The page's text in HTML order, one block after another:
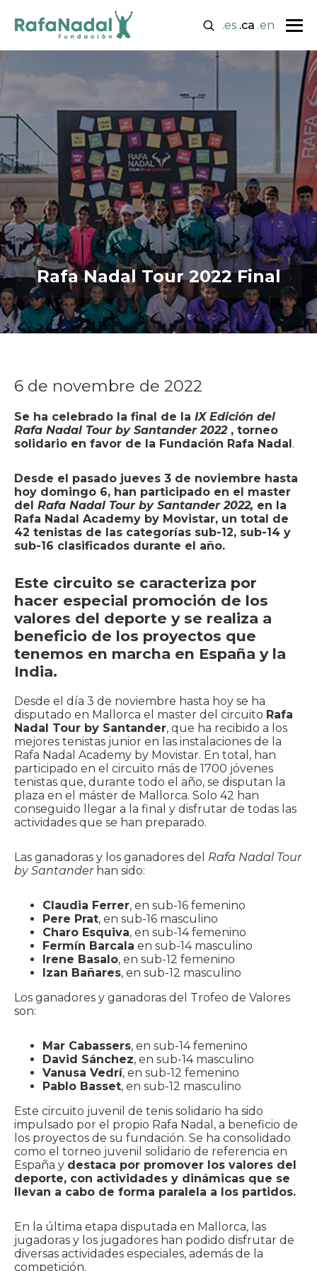
.es .ca .en
Rafa Nadal Tour 2022 Final
6 de novembre de 2022
Se ha celebrado la final de la IX Edición del
Rafa Nadal Tour by Santander 2022, torneo
solidario en favor de la Fundación Rafa Nadal.
Desde el pasado jueves 3 de noviembre hasta
hoy domingo 6, han participado en el master
del Rafa Nadal Tour by Santander 2022, en la
Rafa Nadal Academy by Movistar, un total de
42 tenistas de las categorías sub-12, sub-14 y
sub-16 clasificados durante el año.
Este circuito se caracteriza por
hacer especial promoción de los
valores del deporte y se realiza a
beneficio de los proyectos que
tenemos en marcha en España y la
India.
Desde el día 3 de noviembre hasta hoy se ha
disputado en Mallorca el master del circuito Rafa
Nadal Tour by Santander, que ha recibido a los
mejores tenistas junior en las instalaciones de la
Rafa Nadal Academy by Movistar. En total, han
participado en el circuito más de 1700 jóvenes
tenistas que, durante todo el año, se disputan la
plaza en el máster de Mallorca. Solo 42 han
conseguido llegar a la final y disfrutar de todas las
actividades que se han preparado.
Las ganadoras y los ganadores del Rafa Nadal Tour
by Santanderhan sido:
Claudia Ferrer, en sub-16 femenino
Pere Prat, en sub-16 masculino
Charo Esquiva, en sub-14 femenino
Fermín Barcala en sub-14 masculino
Irene Basalo, en sub-12 femenino
Izan Bañares, en sub-12 masculino
Los ganadores y ganadoras del Trofeo de Valores
son:
Mar Cabassers, en sub-14 femenino
David Sánchez, en sub-14 masculino
Vanusa Vedrí, en sub-12 femenino
Pablo Basset, en sub-12 masculino
Este circuito juvenil de tenis solidario ha sido
impulsado por el propio Rafa Nadal, a beneficio de
los proyectos de su fundación. Se ha consolidado
como el torneo juvenil solidario de referencia en
España y destaca por promover los valores del
deporte, con actividades y dinámicas que se
llevan a cabo de forma paralela a los partidos.
En la última etapa disputada en Mallorca, las
jugadoras y los jugadores han podido disfrutar de
diversas actividades especiales, además de la
competición.